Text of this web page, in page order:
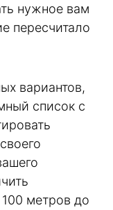
нужное вам
пересчитало
вариантов,
список с
метров до